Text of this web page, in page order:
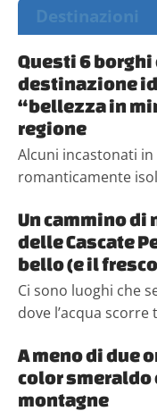
Destinazioni
Questi 6
destinazione
“bellezza in
regione
Alcuni incastonati
romanticamente
Un cammino di
delle Cascate
bello (e il
Ci sono luoghi che
dove l’acqua scorre
A meno di due
color smeraldo
montagne